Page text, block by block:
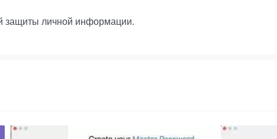
личной информации.